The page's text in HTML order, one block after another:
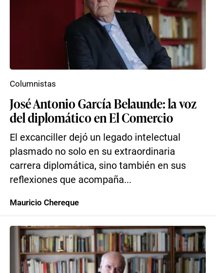
José Antonio García Belaunde: la voz
del diplomático en El Comercio
El excanciller dejó un legado intelectual
plasmado no solo en su extraordinaria
carrera diplomática, sino también en sus
reflexiones que acompaña...
Columnistas
Mauricio Chereque